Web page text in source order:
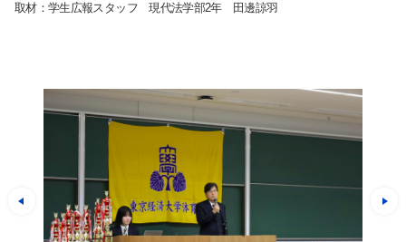
サイト内検索
取材：学生広報スタッフ 現代法学部2年 田邊諒羽